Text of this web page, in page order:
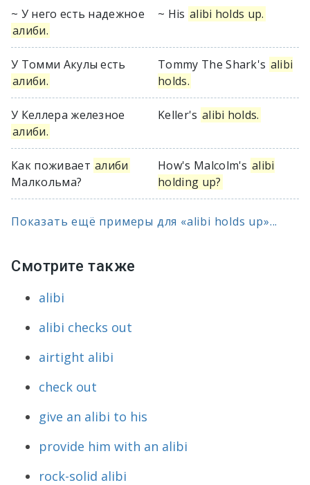
~ У него есть надежное
алиби.
~ His alibi holds up.
У Томми Акулы есть
алиби.
Tommy The Shark's alibi
holds.
У Келлера железное
алиби.
Keller's alibi holds.
Как поживает алиби
Малкольма?
How's Malcolm's alibi
holding up?
Показать ещё примеры для «alibi holds up»...
Смотрите также
alibi
alibi checks out
airtight alibi
check out
give an alibi to his
provide him with an alibi
rock-solid alibi